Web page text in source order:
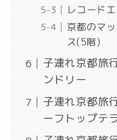
レコード
京都のマ
ス(5階)
子連れ京都旅
ンドリー
子連れ京都旅
ーフトップテ